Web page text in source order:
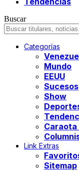
Buscar
Categorías
Mundo
EEUU
Sucesos
Show
Caraota
Link Extras
Sitemap